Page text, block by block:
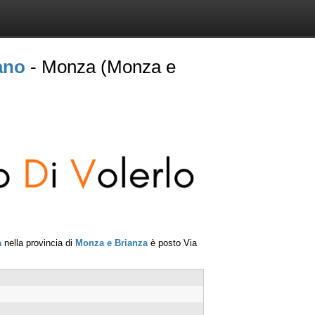
- Monza (Monza e
nella provincia di Monza e Brianza è posto Via